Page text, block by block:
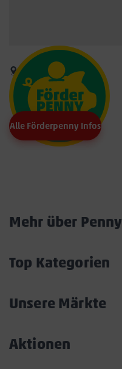
Alle Förderpenny Infos
Mehr über Penny
Top Kategorien
Unsere Märkte
Aktionen